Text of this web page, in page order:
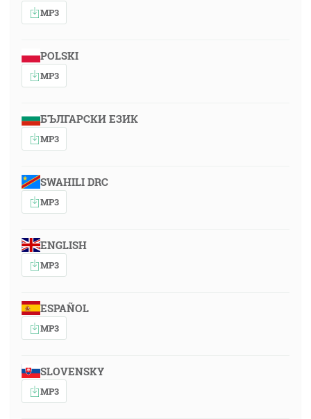
MP3
POLSKI
MP3
БЪЛГАРСКИ ЕЗИК
MP3
SWAHILI DRC
MP3
ENGLISH
MP3
ESPAÑOL
MP3
SLOVENSKY
MP3